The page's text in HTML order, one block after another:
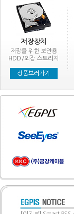
저장장치
저장을 위한 보안용
HDD/외장 스토리지
상품보러가기